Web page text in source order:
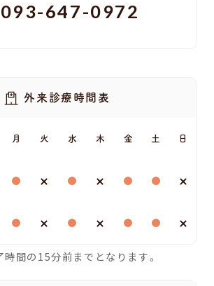
093-647-0972
外来診療時間表
月 火 水 木 金 土 日
間の15分前までとなります。